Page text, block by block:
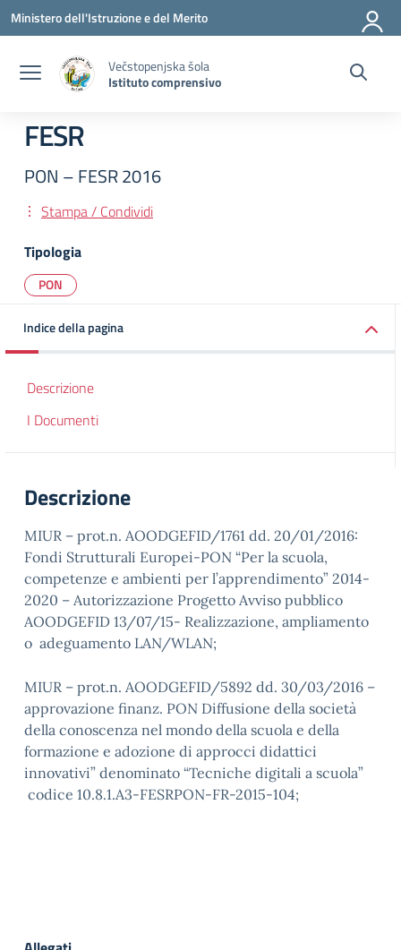
Vai ai contenuti
Vai al menu di navigazione
Vai al footer
Ministero dell'Istruzione e del Merito
Večstopenjska šola
Istituto comprensivo
FESR
PON – FESR 2016
Stampa / Condividi
Tipologia
PON
Indice della pagina
Descrizione
I Documenti
Descrizione
MIUR – prot.n. AOODGEFID/1761 dd. 20/01/2016:
Fondi Strutturali Europei-PON “Per la scuola,
competenze e ambienti per l’apprendimento” 2014-
2020 – Autorizzazione Progetto Avviso pubblico
AOODGEFID 13/07/15- Realizzazione, ampliamento
o adeguamento LAN/WLAN;
MIUR – prot.n. AOODGEFID/5892 dd. 30/03/2016 –
approvazione finanz. PON Diffusione della società
della conoscenza nel mondo della scuola e della
formazione e adozione di approcci didattici
innovativi” denominato “Tecniche digitali a scuola”
codice 10.8.1.A3-FESRPON-FR-2015-104;